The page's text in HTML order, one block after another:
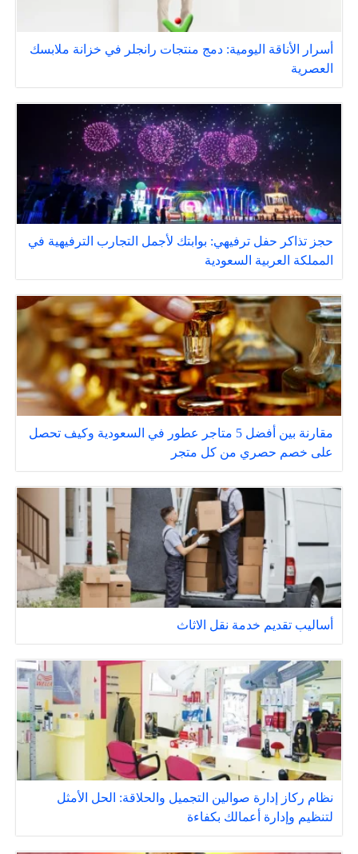
أسرار الأناقة اليومية: دمج منتجات رانجلر في خزانة ملابسك
العصرية
حجز تذاكر حفل ترفيهي: بوابتك لأجمل التجارب الترفيهية في
المملكة العربية السعودية
مقارنة بين أفضل 5 متاجر عطور في السعودية وكيف تحصل
على خصم حصري من كل متجر
أساليب تقديم خدمة نقل الاثاث
نظام ركاز إدارة صوالين التجميل والحلاقة: الحل الأمثل
لتنظيم وإدارة أعمالك بكفاءة